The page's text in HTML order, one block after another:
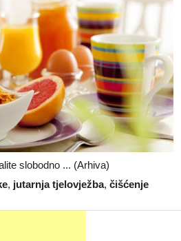
slobodno ... (Arhiva)
, jutarnja tjelovježba, čišćenje